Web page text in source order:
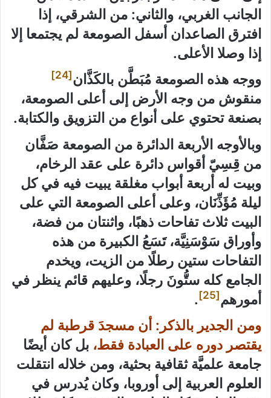
الجانب الغربي، والثاني: من الشرقي، إذا
افترق الصاعدان أسفل الصومعة لم يجتمعا إلا
إذا وصلا الأعلى.
ووجه هذه الصومعة مُبَطَّن بالكَذَّان[24]
منقوش من وجه الأرض إلى أعلى الصومعة،
بصنعة تحتوي على أنواع من التزويق والكتابة.
وبالأوجه الأربعة الدائرة من الصومعة صَفَّان
من قِسِيّ أقواس دائرة على عقد الرخام،
وبيت له أربعة أبواب مغلقة يبيت فيه في كل
ليلة مُؤَذِّنَان، وعلى أعلى الصومعة التي على
البيت ثلاث تفاحات ذهبًا، واثنتان من فضة،
وأوراق سَوْسَنِيَّة، تَسَعُ الكبيرة من هذه
التفاحات ستين رطلًا من الزيت، ويخدم
الجامع كله ستُّونَ رجلًا، وعليهم قائم ينظر في
أمورهم[25]
.
ومن الجدير بالذكر: أن مسجدَ قرطبة لم
يقتصر دوره على العبادة فقط، بل كان أيضًا
جامعة علميَّة ثقافية بحثية، ومن خلاله انتقلت
العلوم العربية إلى أوروبا، وكان يُدرس في